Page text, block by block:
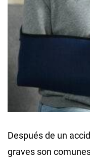
Después de un
graves son